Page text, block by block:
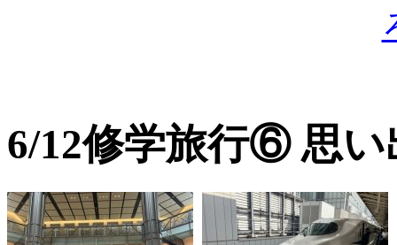
6/12修学旅行⑥ 思